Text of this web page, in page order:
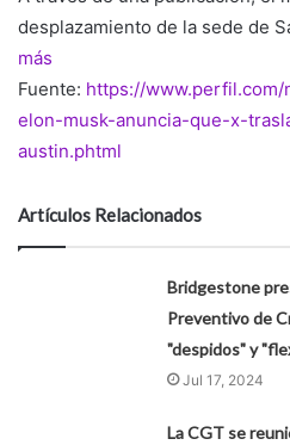
desplazamiento de la sede de
más
Fuente: https://
elon-musk-anuncia-que-x-
austin.phtml
Artículos Relacionados
Bridgestone
Preventivo de
"despidos" y
Jul 17, 2024
La CGT se